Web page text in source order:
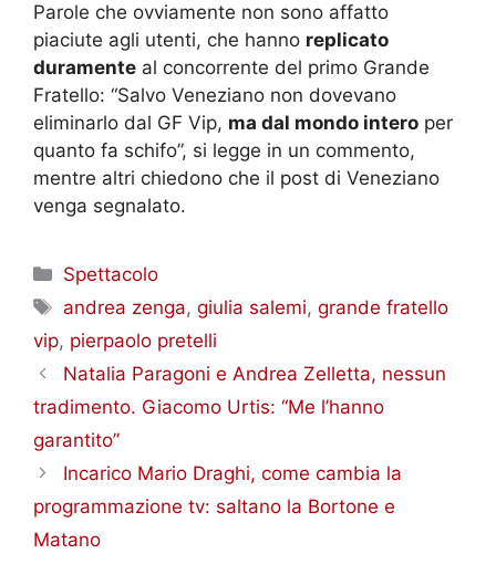
Parole che ovviamente non sono affatto
piaciute agli utenti, che hanno replicato
duramente al concorrente del primo Grande
Fratello: “Salvo Veneziano non dovevano
eliminarlo dal GF Vip, ma dal mondo intero per
quanto fa schifo”, si legge in un commento,
mentre altri chiedono che il post di Veneziano
venga segnalato.
Categorie
Spettacolo
Tag
andrea zenga,giulia salemi,grande fratello
vip, pierpaolo pretelli
Natalia Paragoni e Andrea Zelletta, nessun
tradimento. Giacomo Urtis: “Me l’hanno
garantito”
Incarico Mario Draghi, come cambia la
programmazione tv: saltano la Bortone e
Matano